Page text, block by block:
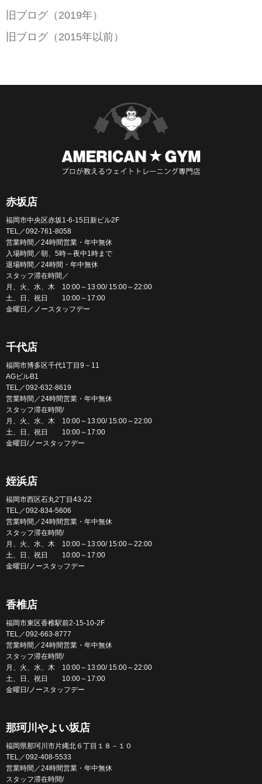
旧ブログ（2019年）
旧ブログ（2015年以前）
赤坂店
福岡市中央区赤坂1-6-15日新ビル2F
TEL／092-761-8058
営業時間／24時間営業・年中無休
入場時間／朝、5時～夜中1時まで
退場時間／24時間・年中無休
スタッフ滞在時間／
月、火、水、木 10:00～13:00/ 15:00～22:00
土、日、祝日 10:00～17:00
金曜日／ノースタッフデー
千代店
福岡市博多区千代1丁目9－11
AGビルB1
TEL／092-632-8619
営業時間／24時間営業・年中無休
スタッフ滞在時間/
月、火、水、木 10:00～13:00/ 15:00～22:00
土、日、祝日 10:00～17:00
金曜日/ノースタッフデー
姪浜店
福岡市西区石丸2丁目43-22
TEL／092-834-5606
営業時間／24時間営業・年中無休
スタッフ滞在時間/
月、火、水、木 10:00～13:00/ 15:00～22:00
土、日、祝日 10:00～17:00
金曜日/ノースタッフデー
香椎店
福岡市東区香椎駅前2-15-10-2F
TEL／092-663-8777
営業時間／24時間営業・年中無休
スタッフ滞在時間/
月、火、水、木 10:00～13:00/ 15:00～22:00
土、日、祝日 10:00～17:00
金曜日/ノースタッフデー
那珂川やよい坂店
福岡県那珂川市片縄北６丁目１８－１０
TEL／092-408-5533
営業時間／24時間営業・年中無休
スタッフ滞在時間/